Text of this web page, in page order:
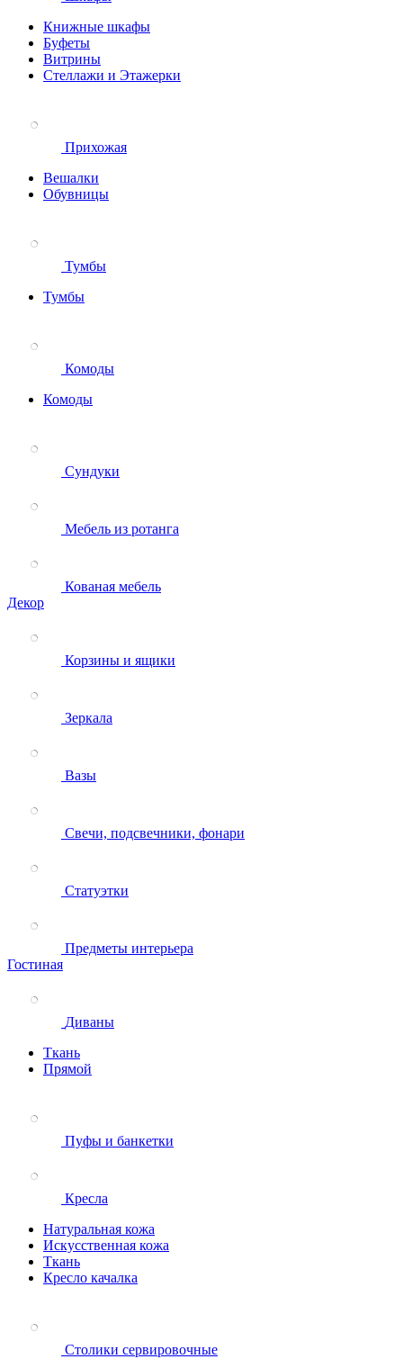
Книжные шкафы
Буфеты
Витрины
Стеллажи и Этажерки
Прихожая
Вешалки
Обувницы
Тумбы
Тумбы
Комоды
Комоды
Сундуки
Мебель из ротанга
Кованая мебель
Декор
Корзины и ящики
Зеркала
Вазы
Свечи, подсвечники, фонари
Статуэтки
Предметы интерьера
Гостиная
Диваны
Ткань
Прямой
Пуфы и банкетки
Кресла
Натуральная кожа
Искусственная кожа
Ткань
Кресло качалка
Столики сервировочные